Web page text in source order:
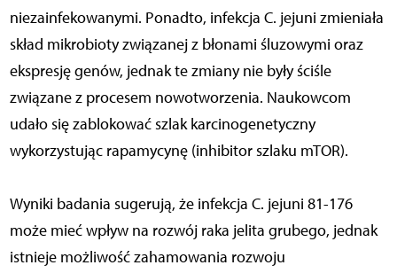
niezainfekowanymi. Ponadto, infekcja C. jejuni zmieniała
skład mikrobioty związanej z błonami śluzowymi oraz
ekspresję genów, jednak te zmiany nie były ściśle
związane z procesem nowotworzenia. Naukowcom
udało się zablokować szlak karcinogenetyczny
wykorzystując rapamycynę (inhibitor szlaku mTOR).
Wyniki badania sugerują, że infekcja C. jejuni 81-176
może mieć wpływ na rozwój raka jelita grubego, jednak
istnieje możliwość zahamowania rozwoju